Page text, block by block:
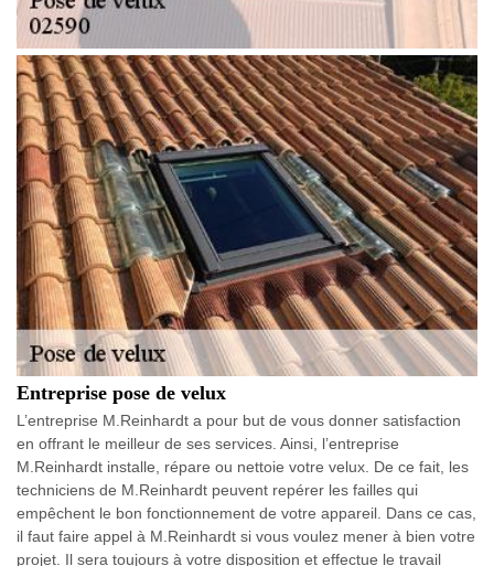
Entreprise pose de velux
L’entreprise M.Reinhardt a pour but de vous donner satisfaction
en offrant le meilleur de ses services. Ainsi, l’entreprise
M.Reinhardt installe, répare ou nettoie votre velux. De ce fait, les
techniciens de M.Reinhardt peuvent repérer les failles qui
empêchent le bon fonctionnement de votre appareil. Dans ce cas,
il faut faire appel à M.Reinhardt si vous voulez mener à bien votre
projet. Il sera toujours à votre disposition et effectue le travail